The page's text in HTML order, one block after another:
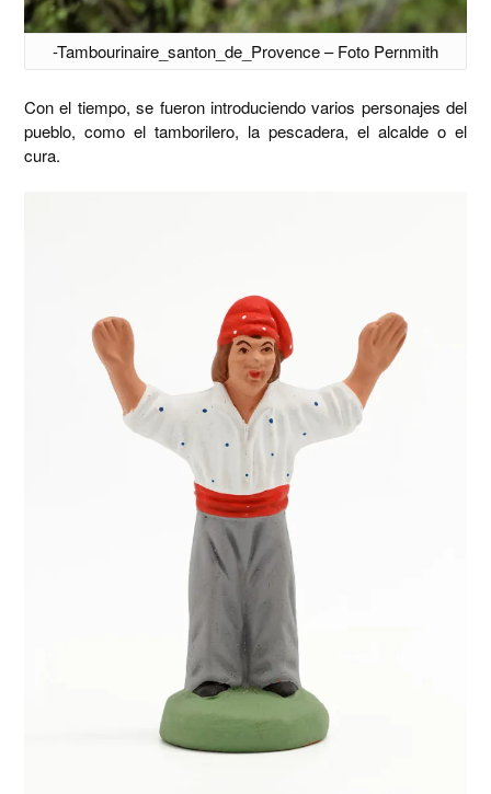
-Tambourinaire_santon_de_Provence – Foto Pernmith
Con el tiempo, se fueron introduciendo varios personajes del
pueblo, como el tamborilero, la pescadera, el alcalde o el
cura.